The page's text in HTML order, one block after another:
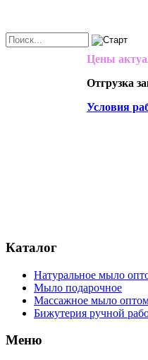
Цены
Отгрузка
Условия
Каталог
Натуральное мыло
Мыло подарочное
Массажное мыло
Бижутерия ручной
Меню